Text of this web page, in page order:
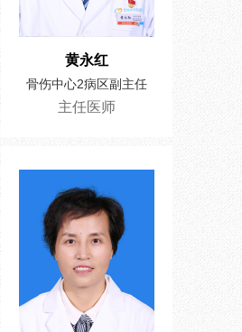
黄永红
骨伤中心2病区副主任
主任医师